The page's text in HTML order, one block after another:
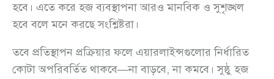
হবে। এতে করে হজ ব্যবস্থাপনা আরও মানবিক ও সুশৃঙ্খল
হবে বলে মনে করছে সংশ্লিষ্টরা।
তবে প্রতিস্থাপন প্রক্রিয়ার ফলে এয়ারলাইন্সগুলোর নির্ধারিত
কোটা অপরিবর্তিত থাকবে—না বাড়বে, না কমবে। সুষ্ঠু হজ